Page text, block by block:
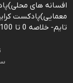
افسانه های
معمایی)پادکست
تایم- خلاصه 0 تا 100 کت